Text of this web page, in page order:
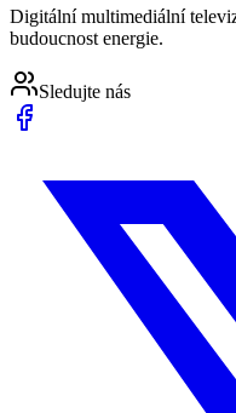
Digitální multimediální
budoucnost energie.
Sledujte nás